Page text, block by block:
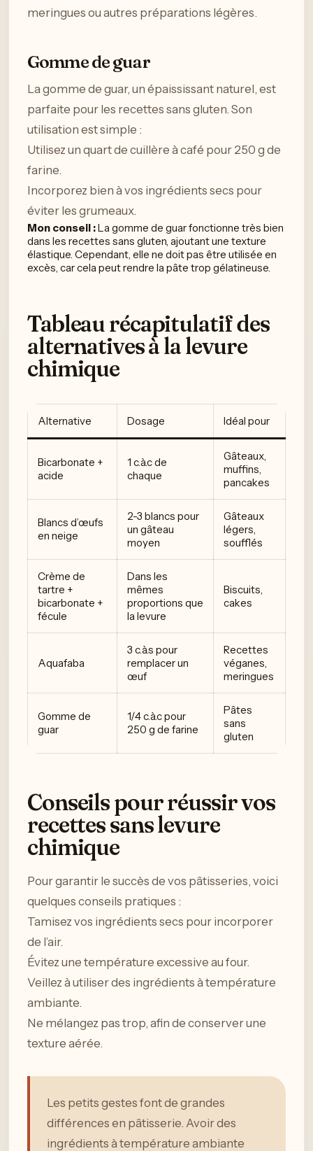
meringues ou autres préparations légères.
Gomme de guar
La gomme de guar, un épaississant naturel, est
parfaite pour les recettes sans gluten. Son
utilisation est simple :
Utilisez un quart de cuillère à café pour 250 g de
farine.
Incorporez bien à vos ingrédients secs pour
éviter les grumeaux.
Mon conseil :La gomme de guar fonctionne très bien
dans les recettes sans gluten, ajoutant une texture
élastique. Cependant, elle ne doit pas être utilisée en
excès, car cela peut rendre la pâte trop gélatineuse.
Tableau récapitulatif des
alternatives à la levure
chimique
Alternative Dosage Idéal pour
Bicarbonate +
acide
1 c.à.c de
chaque
Gâteaux,
muffins,
pancakes
Blancs d’œufs
en neige
2-3 blancs pour
un gâteau
moyen
Gâteaux
légers,
soufflés
Crème de
tartre +
bicarbonate +
fécule
Dans les
mêmes
proportions que
la levure
Biscuits,
cakes
Aquafaba
3 c.à.s pour
remplacer un
œuf
Recettes
véganes,
meringues
Gomme de
guar
1/4 c.à.c pour
250 g de farine
Pâtes
sans
gluten
Conseils pour réussir vos
recettes sans levure
chimique
Pour garantir le succès de vos pâtisseries, voici
quelques conseils pratiques :
Tamisez vos ingrédients secs pour incorporer
de l’air.
Évitez une température excessive au four.
Veillez à utiliser des ingrédients à température
ambiante.
Ne mélangez pas trop, afin de conserver une
texture aérée.
Les petits gestes font de grandes
différences en pâtisserie. Avoir des
ingrédients à température ambiante